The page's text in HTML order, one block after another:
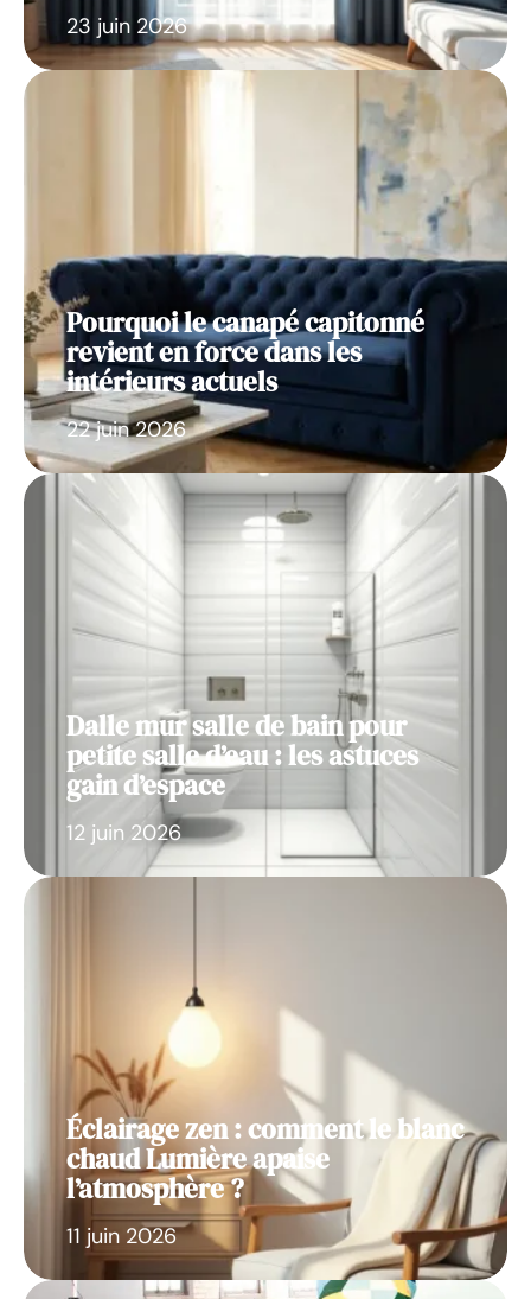
23 juin 2026
Pourquoi le canapé capitonné
revient en force dans les
intérieurs actuels
22 juin 2026
Dalle mur salle de bain pour
petite salle d’eau : les astuces
gain d’espace
12 juin 2026
Éclairage zen : comment le blanc
chaud Lumière apaise
l’atmosphère ?
11 juin 2026